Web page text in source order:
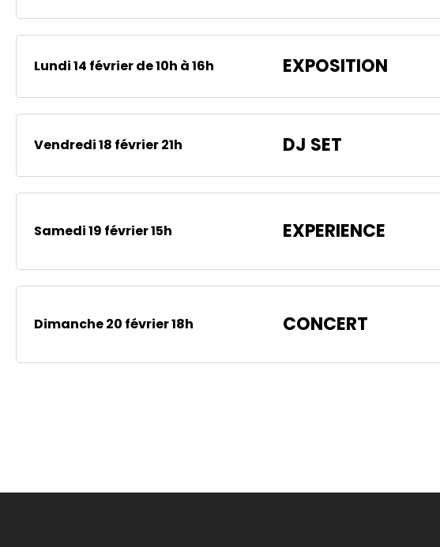
Lundi 14 février de 10h à 16h EXPOSITION
Vendredi 18 février 21h DJ SET
Samedi 19 février 15h EXPERIENCE
Dimanche 20 février 18h CONCERT